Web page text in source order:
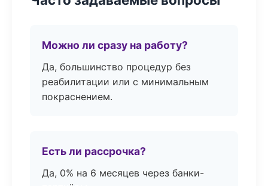
Можно ли сразу на работу?
Да, большинство процедур без
реабилитации или с минимальным
покраснением.
Есть ли рассрочка?
Да, 0% на 6 месяцев через банки-